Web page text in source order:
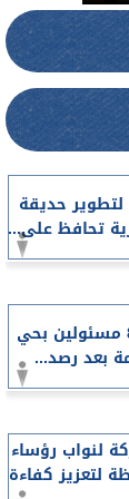
جنيه لتطوير حديقة
تحافظ على...
محافظ أسيوط: إحالة 8 مسئولين بحي
بعد رصد...
لنواب رؤساء
لتعزيز كفاءة